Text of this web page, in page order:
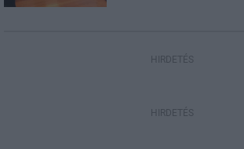
HIRDETÉS
HIRDETÉS